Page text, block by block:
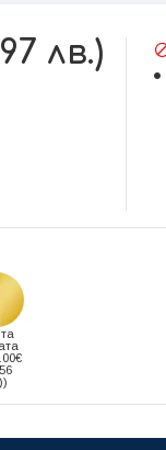
лв.)